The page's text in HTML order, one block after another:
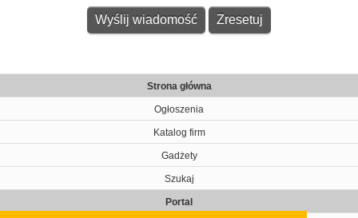
Strona główna
Ogłoszenia
Katalog firm
Gadżety
Szukaj
Portal